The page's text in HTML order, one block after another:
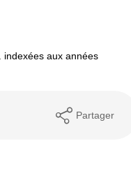
aux années
Partager